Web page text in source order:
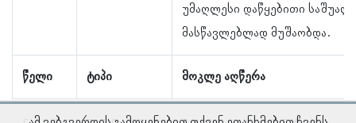
წელი ტიპი მოკლე აღწერა
უმაღლესი დაწყებითი
მასწავლებლად მუშაობდა.